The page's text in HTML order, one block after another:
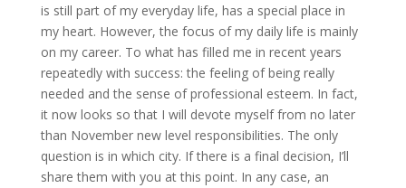
is still part of my everyday life, has a special place in
my heart. However, the focus of my daily life is mainly
on my career. To what has filled me in recent years
repeatedly with success: the feeling of being really
needed and the sense of professional esteem. In fact,
it now looks so that I will devote myself from no later
than November new level responsibilities. The only
question is in which city. If there is a final decision, I’ll
share them with you at this point. In any case, an